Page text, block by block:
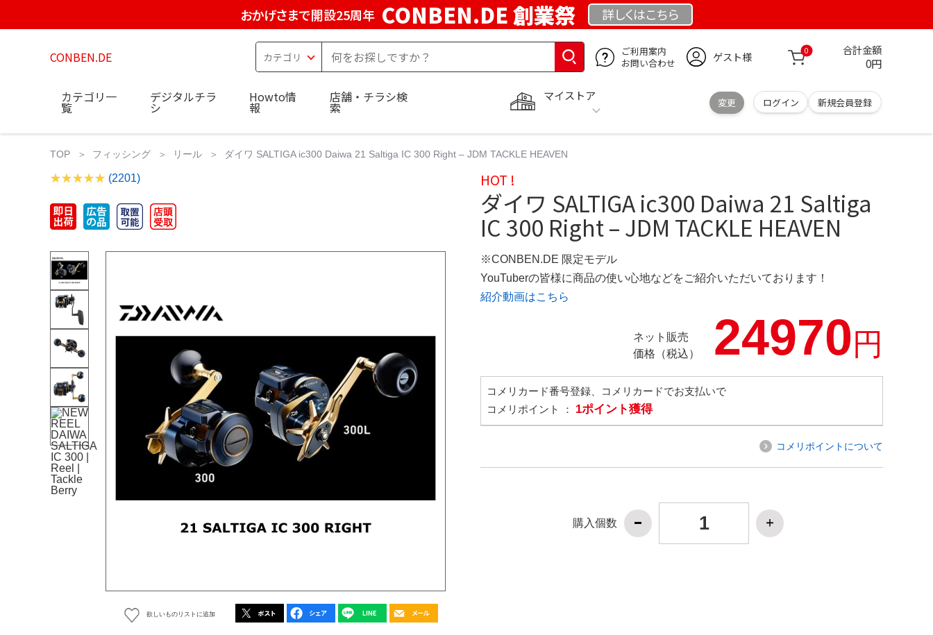
おかげさまで開設25周年 CONBEN.DE 創業祭 詳しくはこちら
CONBEN.DE
ご利用案内
お問い合わせ
ゲスト様 0 合計金額
0円
マイストア
変更 ログイン 新規会員登録
カテゴリ一
覧
デジタルチラ
シ
Howto情
報
店舗・チラシ検
索
TOP フィッシング リール ダイワ SALTIGA ic300 Daiwa 21 Saltiga IC 300 Right – JDM TACKLE HEAVEN
(2201)
欲しいものリストに追加
HOT !
ダイワ SALTIGA ic300 Daiwa 21 Saltiga
IC 300 Right – JDM TACKLE HEAVEN
※CONBEN.DE 限定モデル
YouTuberの皆様に商品の使い心地などをご紹介いただいております！
紹介動画はこちら
ネット販売
価格（税込）
24970円
コメリカード番号登録、コメリカードでお支払いで
コメリポイント ： 1ポイント獲得
コメリポイントについて
購入個数